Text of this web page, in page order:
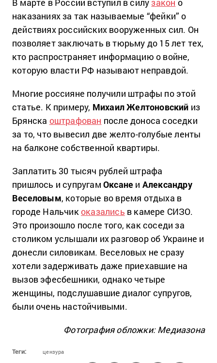
В марте в России вступил в силузакон о
наказаниях за так называемые “фейки” о
действиях российских вооруженных сил. Он
позволяет заключать в тюрьму до 15 лет тех,
кто распространяет информацию о войне,
которую власти РФ называют неправдой.
Многие россияне получили штрафы по этой
статье. К примеру, Михаил Желтоновский из
Брянска оштрафован после доноса соседки
за то, что вывесил две желто-голубые ленты
на балконе собственной квартиры.
Заплатить 30 тысяч рублей штрафа
пришлось и супругам Оксане и Александру
Веселовым, которые во время отдыха в
городе Нальчик оказались в камере СИЗО.
Это произошло после того, как соседи за
столиком услышали их разговор об Украине и
донесли силовикам. Веселовых не сразу
хотели задерживать даже приехавшие на
вызов эфесбешники, однако четыре
женщины, подслушавшие диалог супругов,
были очень настойчивыми.
Фотография обложки: Медиазона
Теги: цензура